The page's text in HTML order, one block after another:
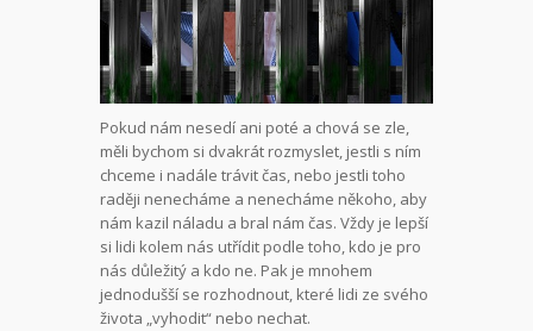
Pokud nám nesedí ani poté a chová se zle,
měli bychom si dvakrát rozmyslet, jestli s ním
chceme i nadále trávit čas, nebo jestli toho
raději nenecháme a nenecháme někoho, aby
nám kazil náladu a bral nám čas. Vždy je lepší
si lidi kolem nás utřídit podle toho, kdo je pro
nás důležitý a kdo ne. Pak je mnohem
jednodušší se rozhodnout, které lidi ze svého
života „vyhodit“ nebo nechat.